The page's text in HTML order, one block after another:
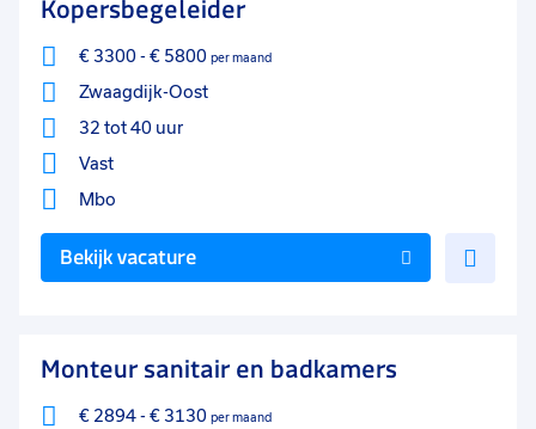
Kopersbegeleider
€ 3300- € 5800 per maand
Zwaagdijk-Oost
32 tot 40 uur
Vast
Mbo
Bekijk vacature
Monteur sanitair en badkamers
€ 2894- € 3130 per maand